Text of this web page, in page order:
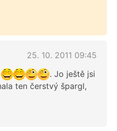
25. 10. 2011 09:45
. Jo ještě jsi
ten čerstvý špargl,